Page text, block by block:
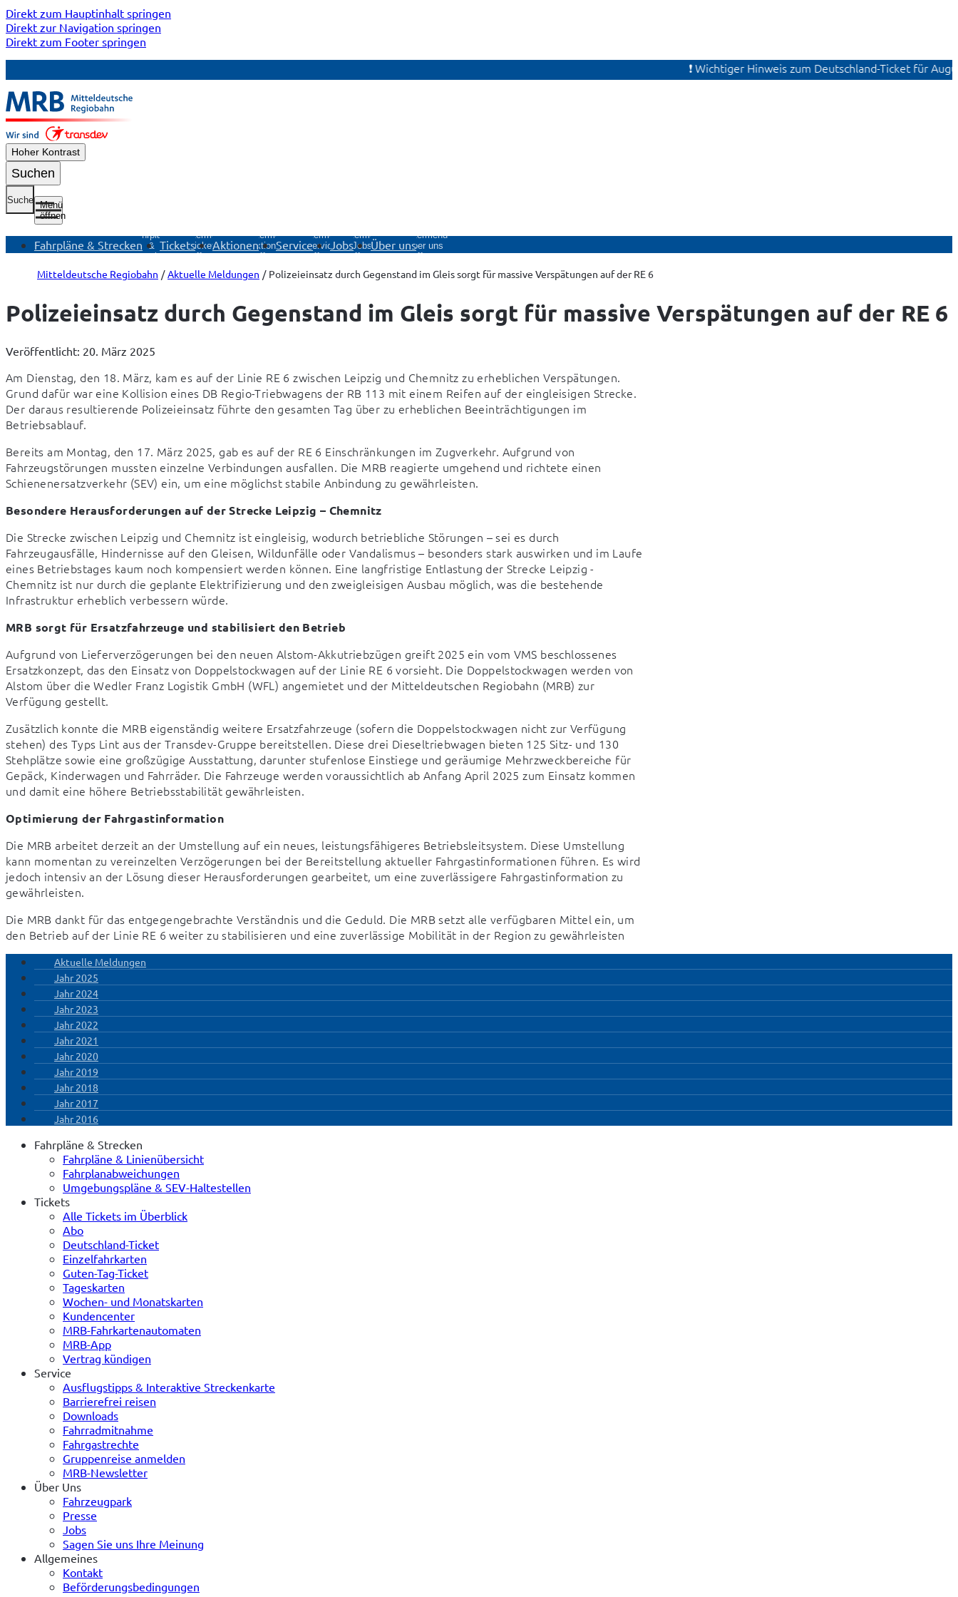
Direkt zum Hauptinhalt springen
Direkt zur Navigation springen
Direkt zum Footer springen
❗ Wichtiger Hinweis zum Deutschland-Ticket für
Hoher Kontrast
Suchen
Suche
Menü
öffnen
Fahrpläne & Strecken
Fahrpläne
&
Strecken
Tickets
Untermenü
Tickets
öffnen
Aktionen
Untermenü
Aktionen
öffnen
Service
Untermenü
Service
öffnen
Jobs
Untermenü
Jobs
öffnen
Über uns
Untermenü
Über uns
öffnen
Mitteldeutsche Regiobahn Aktuelle Meldungen Polizeieinsatz durch Gegenstand im Gleis sorgt für massive Verspätungen auf der RE 6
Polizeieinsatz durch Gegenstand im Gleis sorgt für massive Verspätungen auf der RE 6
Veröffentlicht: 20. März 2025
Am Dienstag, den 18. März, kam es auf der Linie RE 6 zwischen Leipzig und Chemnitz zu erheblichen Verspätungen.
Grund dafür war eine Kollision eines DB Regio-Triebwagens der RB 113 mit einem Reifen auf der eingleisigen Strecke.
Der daraus resultierende Polizeieinsatz führte den gesamten Tag über zu erheblichen Beeinträchtigungen im
Betriebsablauf.
Bereits am Montag, den 17. März 2025, gab es auf der RE 6 Einschränkungen im Zugverkehr. Aufgrund von
Fahrzeugstörungen mussten einzelne Verbindungen ausfallen. Die MRB reagierte umgehend und richtete einen
Schienenersatzverkehr (SEV) ein, um eine möglichst stabile Anbindung zu gewährleisten.
Besondere Herausforderungen auf der Strecke Leipzig – Chemnitz
Die Strecke zwischen Leipzig und Chemnitz ist eingleisig, wodurch betriebliche Störungen – sei es durch
Fahrzeugausfälle, Hindernisse auf den Gleisen, Wildunfälle oder Vandalismus – besonders stark auswirken und im Laufe
eines Betriebstages kaum noch kompensiert werden können. Eine langfristige Entlastung der Strecke Leipzig -
Chemnitz ist nur durch die geplante Elektrifizierung und den zweigleisigen Ausbau möglich, was die bestehende
Infrastruktur erheblich verbessern würde.
MRB sorgt für Ersatzfahrzeuge und stabilisiert den Betrieb
Aufgrund von Lieferverzögerungen bei den neuen Alstom-Akkutriebzügen greift 2025 ein vom VMS beschlossenes
Ersatzkonzept, das den Einsatz von Doppelstockwagen auf der Linie RE 6 vorsieht. Die Doppelstockwagen werden von
Alstom über die Wedler Franz Logistik GmbH (WFL) angemietet und der Mitteldeutschen Regiobahn (MRB) zur
Verfügung gestellt.
Zusätzlich konnte die MRB eigenständig weitere Ersatzfahrzeuge (sofern die Doppelstockwagen nicht zur Verfügung
stehen) des Typs Lint aus der Transdev-Gruppe bereitstellen. Diese drei Dieseltriebwagen bieten 125 Sitz- und 130
Stehplätze sowie eine großzügige Ausstattung, darunter stufenlose Einstiege und geräumige Mehrzweckbereiche für
Gepäck, Kinderwagen und Fahrräder. Die Fahrzeuge werden voraussichtlich ab Anfang April 2025 zum Einsatz kommen
und damit eine höhere Betriebsstabilität gewährleisten.
Optimierung der Fahrgastinformation
Die MRB arbeitet derzeit an der Umstellung auf ein neues, leistungsfähigeres Betriebsleitsystem. Diese Umstellung
kann momentan zu vereinzelten Verzögerungen bei der Bereitstellung aktueller Fahrgastinformationen führen. Es wird
jedoch intensiv an der Lösung dieser Herausforderungen gearbeitet, um eine zuverlässigere Fahrgastinformation zu
gewährleisten.
Die MRB dankt für das entgegengebrachte Verständnis und die Geduld. Die MRB setzt alle verfügbaren Mittel ein, um
den Betrieb auf der Linie RE 6 weiter zu stabilisieren und eine zuverlässige Mobilität in der Region zu gewährleisten
Aktuelle Meldungen
Jahr 2025
Jahr 2024
Jahr 2023
Jahr 2022
Jahr 2021
Jahr 2020
Jahr 2019
Jahr 2018
Jahr 2017
Jahr 2016
Fahrpläne & Strecken
Fahrpläne & Linienübersicht
Fahrplanabweichungen
Umgebungspläne & SEV-Haltestellen
Tickets
Alle Tickets im Überblick
Abo
Deutschland-Ticket
Einzelfahrkarten
Guten-Tag-Ticket
Tageskarten
Wochen- und Monatskarten
Kundencenter
MRB-Fahrkartenautomaten
MRB-App
Vertrag kündigen
Service
Ausflugstipps & Interaktive Streckenkarte
Barrierefrei reisen
Downloads
Fahrradmitnahme
Fahrgastrechte
Gruppenreise anmelden
MRB-Newsletter
Über Uns
Fahrzeugpark
Presse
Jobs
Sagen Sie uns Ihre Meinung
Allgemeines
Kontakt
Beförderungsbedingungen